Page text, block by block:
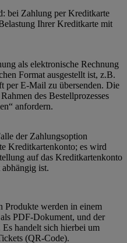
bei Zahlung per Kreditkarte
Ihrer Kreditkarte mit
als elektronische Rechnung
Format ausgestellt ist, z.B.
per E-Mail zu übersenden. Die
des Bestellprozesses
anfordern.
der Zahlungsoption
Kreditkartenkonto; es wird
auf das Kreditkartenkonto
ist.
Produkte werden in einem
PDF-Dokument, und der
handelt sich hierbei um
(QR-Code).